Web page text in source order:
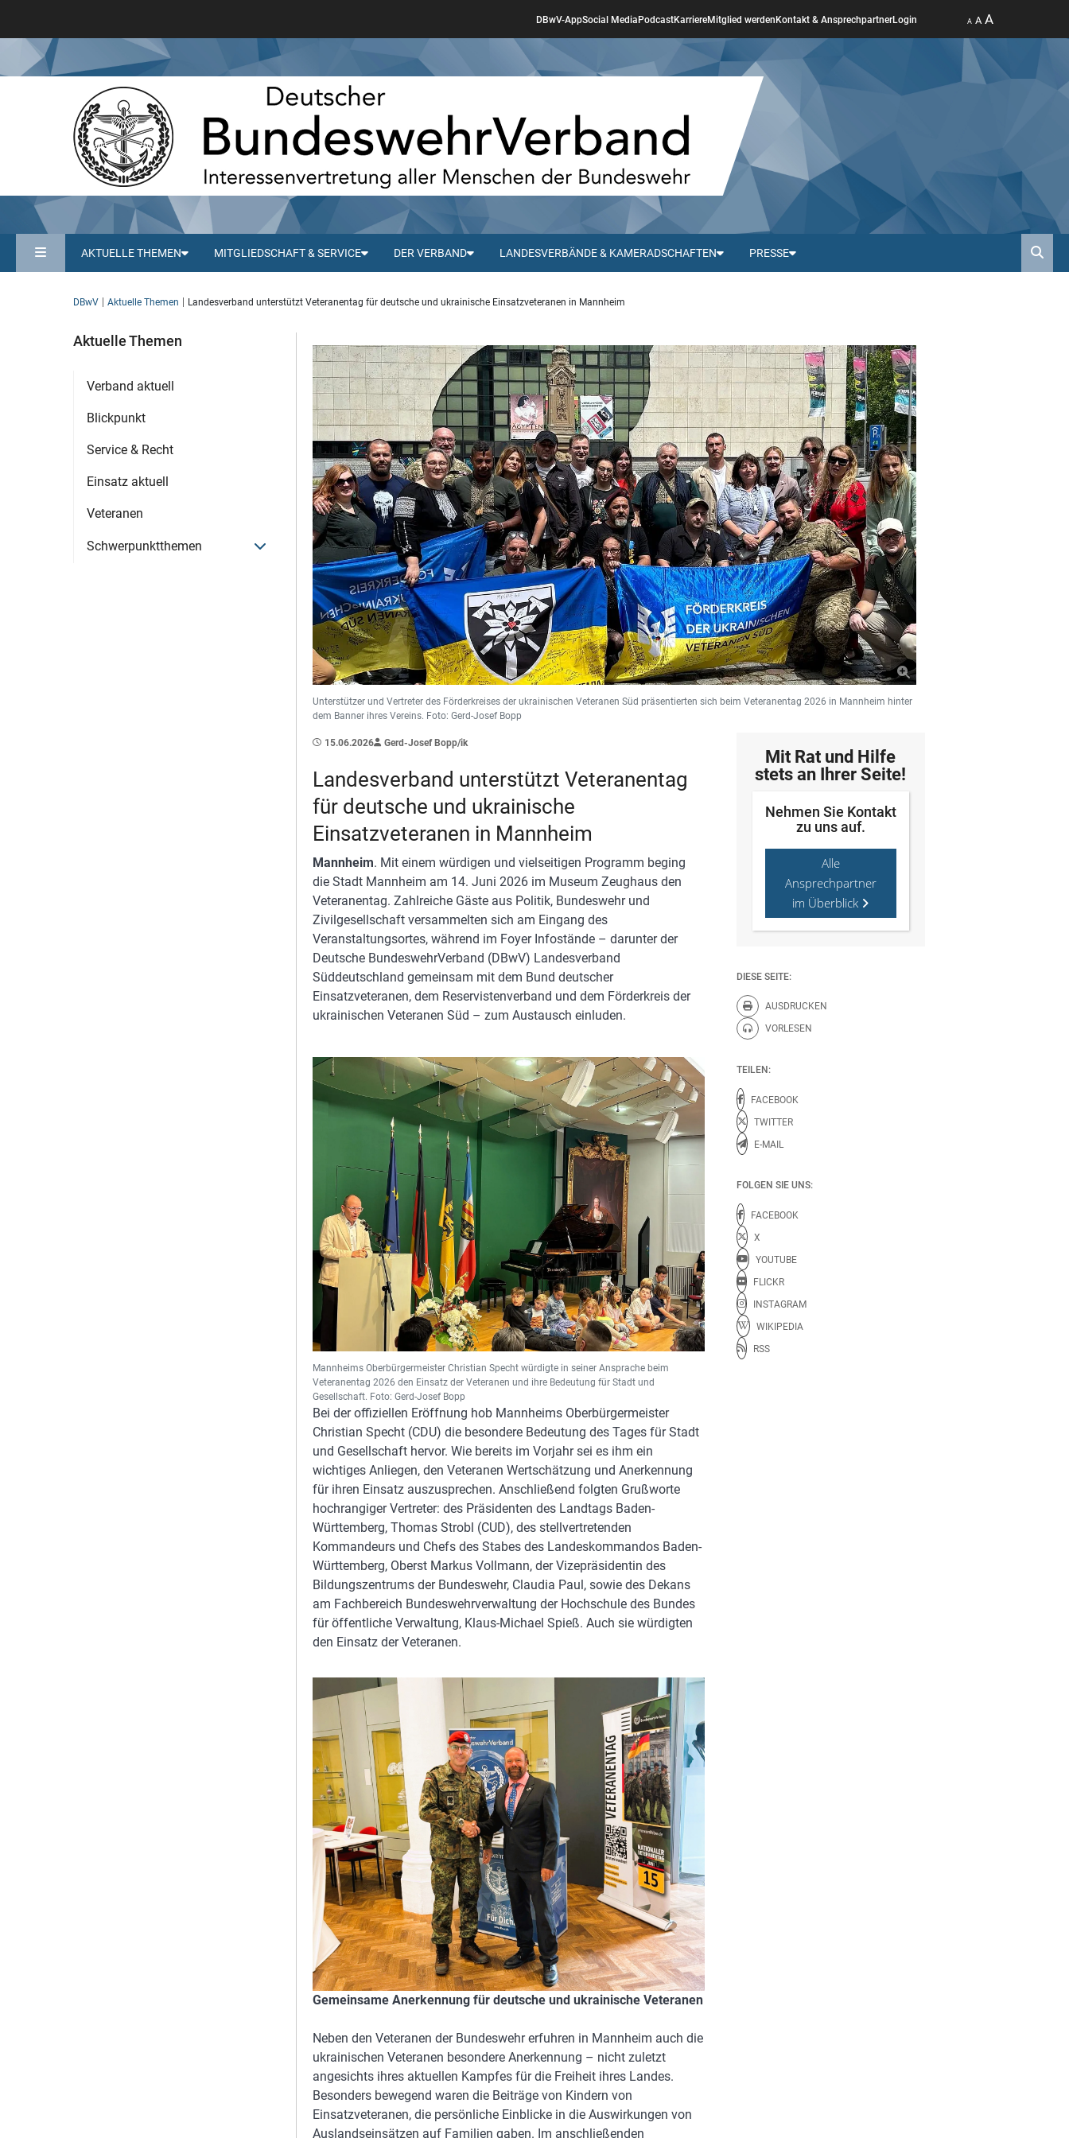
DBwV-AppSocial Media PodcastKarriereMitglied werden Kontakt & AnsprechpartnerLogin A A A
AKTUELLE THEMEN MITGLIEDSCHAFT & SERVICE DER VERBAND LANDESVERBÄNDE & KAMERADSCHAFTEN PRESSE
DBwV Aktuelle Themen Landesverband unterstützt Veteranentag für deutsche und ukrainische Einsatzveteranen in Mannheim
Aktuelle Themen
Verband aktuell
Blickpunkt
Service & Recht
Einsatz aktuell
Veteranen
Schwerpunktthemen Menü öffnen
Unterstützer und Vertreter des Förderkreises der ukrainischen Veteranen Süd präsentierten sich beim Veteranentag 2026 in Mannheim hinter
dem Banner ihres Vereins. Foto: Gerd-Josef Bopp
15.06.2026 Gerd-Josef Bopp/ik
Landesverband unterstützt Veteranentag
für deutsche und ukrainische
Einsatzveteranen in Mannheim
Mannheim. Mit einem würdigen und vielseitigen Programm beging
die Stadt Mannheim am 14. Juni 2026 im Museum Zeughaus den
Veteranentag. Zahlreiche Gäste aus Politik, Bundeswehr und
Zivilgesellschaft versammelten sich am Eingang des
Veranstaltungsortes, während im Foyer Infostände – darunter der
Deutsche BundeswehrVerband (DBwV) Landesverband
Süddeutschland gemeinsam mit dem Bund deutscher
Einsatzveteranen, dem Reservistenverband und dem Förderkreis der
ukrainischen Veteranen Süd – zum Austausch einluden.
Mannheims Oberbürgermeister Christian Specht würdigte in seiner Ansprache beim
Veteranentag 2026 den Einsatz der Veteranen und ihre Bedeutung für Stadt und
Gesellschaft. Foto: Gerd-Josef Bopp
Bei der offiziellen Eröffnung hob Mannheims Oberbürgermeister
Christian Specht (CDU) die besondere Bedeutung des Tages für Stadt
und Gesellschaft hervor. Wie bereits im Vorjahr sei es ihm ein
wichtiges Anliegen, den Veteranen Wertschätzung und Anerkennung
für ihren Einsatz auszusprechen. Anschließend folgten Grußworte
hochrangiger Vertreter: des Präsidenten des Landtags Baden-
Württemberg, Thomas Strobl (CUD), des stellvertretenden
Kommandeurs und Chefs des Stabes des Landeskommandos Baden-
Württemberg, Oberst Markus Vollmann, der Vizepräsidentin des
Bildungszentrums der Bundeswehr, Claudia Paul, sowie des Dekans
am Fachbereich Bundeswehrverwaltung der Hochschule des Bundes
für öffentliche Verwaltung, Klaus-Michael Spieß. Auch sie würdigten
den Einsatz der Veteranen.
Gemeinsame Anerkennung für deutsche und ukrainische Veteranen
Neben den Veteranen der Bundeswehr erfuhren in Mannheim auch die
ukrainischen Veteranen besondere Anerkennung – nicht zuletzt
angesichts ihres aktuellen Kampfes für die Freiheit ihres Landes.
Besonders bewegend waren die Beiträge von Kindern von
Einsatzveteranen, die persönliche Einblicke in die Auswirkungen von
Auslandseinsätzen auf Familien gaben. Im anschließenden
Mit Rat und Hilfe
stets an Ihrer Seite!
Nehmen Sie Kontakt
zu uns auf.
Alle
Ansprechpartner
im Überblick
DIESE SEITE:
AUSDRUCKEN
Diese Seite drucken.
VORLESEN
Diese Seite vorlesen.
TEILEN:
FACEBOOK
TWITTER
E-MAIL
FOLGEN SIE UNS:
FACEBOOK
X
YOUTUBE
FLICKR
INSTAGRAM
WIKIPEDIA
RSS